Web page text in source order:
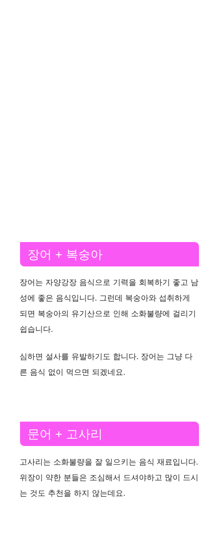
장어 + 복숭아
장어는 자양강장 음식으로 기력을 회복하기 좋고 남
성에 좋은 음식입니다. 그런데 복숭아와 섭취하게
되면 복숭아의 유기산으로 인해 소화불량에 걸리기
쉽습니다.
심하면 설사를 유발하기도 합니다. 장어는 그냥 다
른 음식 없이 먹으면 되겠네요.
문어 + 고사리
고사리는 소화불량을 잘 일으키는 음식 재료입니다.
위장이 약한 분들은 조심해서 드셔야하고 많이 드시
는 것도 추천을 하지 않는데요.